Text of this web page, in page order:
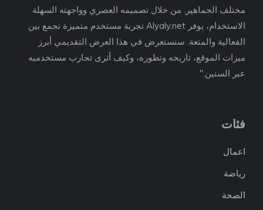
مختلف الجماهير. من خلال تصميمه العصري وواجهته السهلة
الاستخدام، يوفر Alyaly.net تجربة مستخدم متميزة تجمع بين
الفعالية والمتعة. سنستعرض في هذا العرض التقديمي أبرز
ميزات الموقع، تاريخه وتطوره، وكيف أثرى تجارب مستخدميه
عبر السنين."
فئات
اعمال
رياضة
الصحة